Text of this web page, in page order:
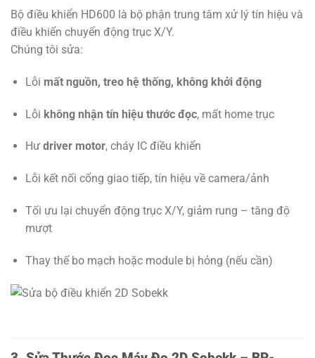
Bộ điều khiển HD600 là bộ phận trung tâm xử lý tín hiệu và
điều khiển chuyển động trục X/Y.
Chúng tôi sửa:
Lỗi mất nguồn, treo hệ thống, không khởi động
Lỗi không nhận tín hiệu thước đọc, mất home trục
Hư driver motor, cháy IC điều khiển
Lỗi kết nối cổng giao tiếp, tín hiệu về camera/ảnh
Tối ưu lại chuyển động trục X/Y, giảm rung – tăng độ
mượt
Thay thế bo mạch hoặc module bị hỏng (nếu cần)